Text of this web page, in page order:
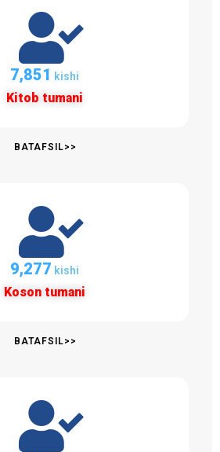
7,852 kishi
Kitob tumani
BATAFSIL>>
9,351 kishi
Koson tumani
BATAFSIL>>